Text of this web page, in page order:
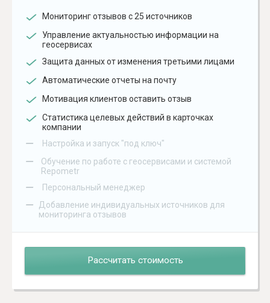
Мониторинг отзывов с 25 источников
Управление актуальностью информации на
геосервисах
Защита данных от изменения третьими лицами
Автоматические отчеты на почту
Мотивация клиентов оставить отзыв
Статистика целевых действий в карточках
компании
– Настройка и запуск "под ключ"
–
Обучение по работе с геосервисами и системой
Repometr
– Персональный менеджер
–
Добавление индивидуальных источников для
мониторинга отзывов
Рассчитать стоимость